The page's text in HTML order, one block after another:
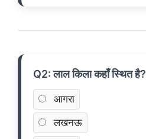
Q2: लाल किला कहाँ स्थित है?
आगरा
लखनऊ